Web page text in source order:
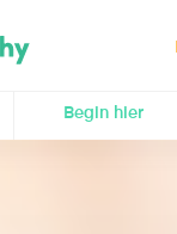
Begin hier